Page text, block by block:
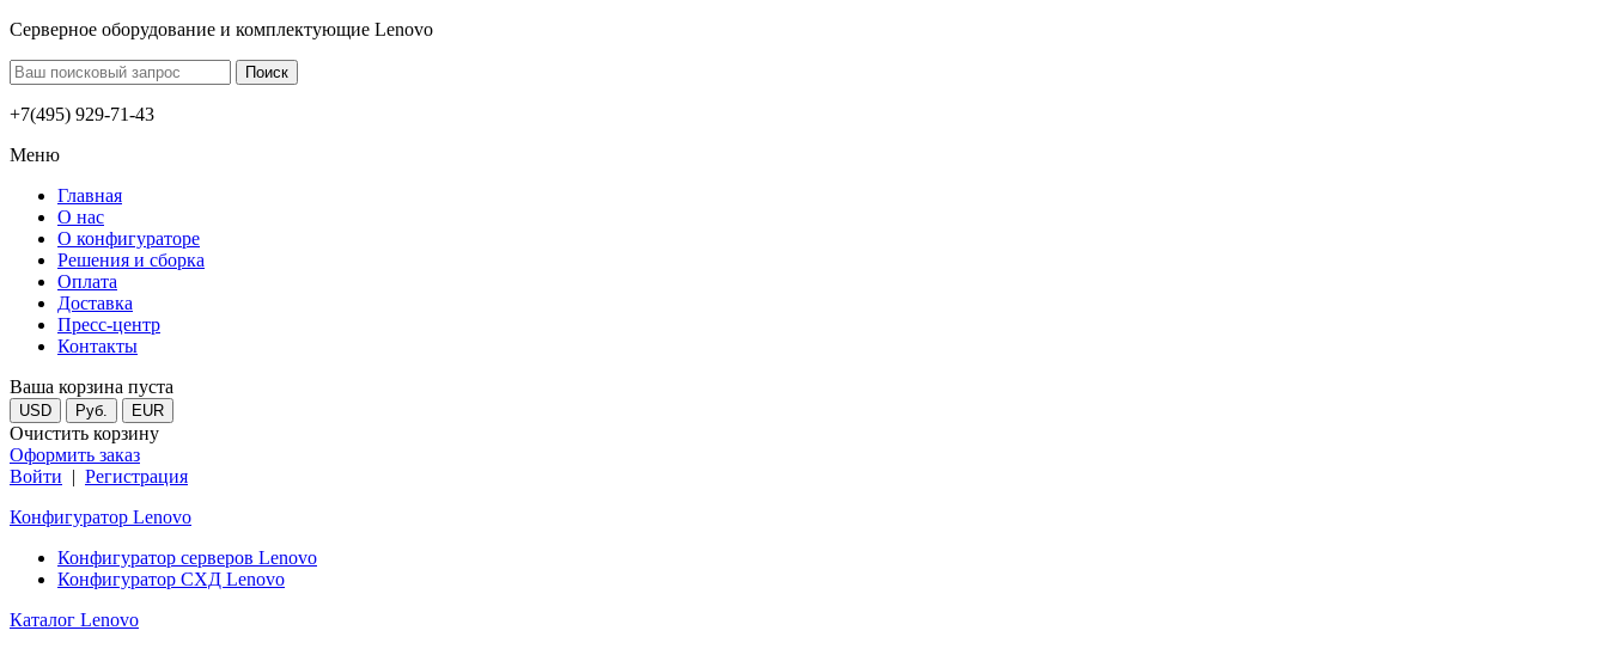
Серверное оборудование и комплектующие Lenovo
+7(495) 929-71-43
Меню
Главная
О нас
О конфигураторе
Решения и сборка
Оплата
Доставка
Пресс-центр
Контакты
Ваша корзина пуста
USD Руб. EUR
Очистить корзину
Оформить заказ
Войти | Регистрация
Конфигуратор Lenovo
Конфигуратор серверов Lenovo
Конфигуратор СХД Lenovo
Каталог Lenovo